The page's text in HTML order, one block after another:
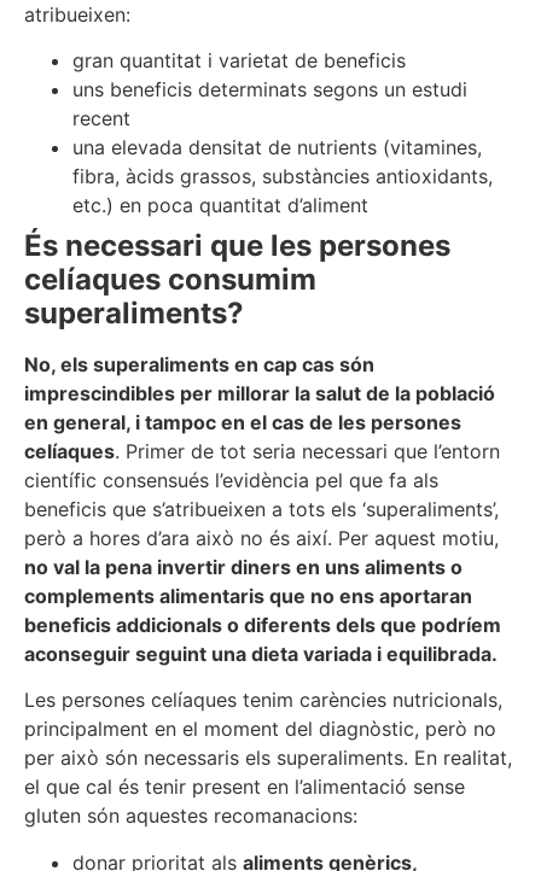
atribueixen:
gran quantitat i varietat de beneficis
uns beneficis determinats segons un estudi
recent
una elevada densitat de nutrients (vitamines,
fibra, àcids grassos, substàncies antioxidants,
etc.) en poca quantitat d’aliment
És necessari que les persones
celíaques consumim
superaliments?
No, els superaliments en cap cas són
imprescindibles per millorar la salut de la població
en general, i tampoc en el cas de les persones
celíaques. Primer de tot seria necessari que l’entorn
científic consensués l’evidència pel que fa als
beneficis que s’atribueixen a tots els ‘superaliments’,
però a hores d’ara això no és així. Per aquest motiu,
no val la pena invertir diners en uns aliments o
complements alimentaris que no ens aportaran
beneficis addicionals o diferents dels que podríem
aconseguir seguint una dieta variada i equilibrada.
Les persones celíaques tenim carències nutricionals,
principalment en el moment del diagnòstic, però no
per això són necessaris els superaliments. En realitat,
el que cal és tenir present en l’alimentació sense
gluten són aquestes recomanacions:
donar prioritat als aliments genèrics,